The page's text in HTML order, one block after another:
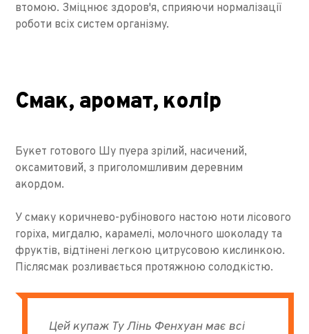
втомою. Зміцнює здоров'я, сприяючи нормалізації
роботи всіх систем організму.
Смак, аромат, колір
Букет готового Шу пуера зрілий, насичений,
оксамитовий, з приголомшливим деревним
акордом.
У смаку коричнево-рубінового настою ноти лісового
горіха, мигдалю, карамелі, молочного шоколаду та
фруктів, відтінені легкою цитрусовою кислинкою.
Післясмак розливається протяжною солодкістю.
Цей купаж Ту Лінь Фенхуан має всі